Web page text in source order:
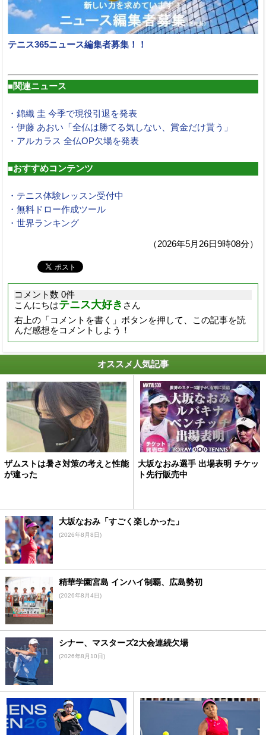
テニス365ニュース編集者募集！！
■関連ニュース
・錦織 圭 今季で現役引退を発表
・伊藤 あおい「全仏は勝てる気しない、賞金だけ貰う」
・アルカラス 全仏OP欠場を発表
■おすすめコンテンツ
・テニス体験レッスン受付中
・無料ドロー作成ツール
・世界ランキング
（2026年5月26日9時08分）
コメント数 0件
こんにちはテニス大好き さん
右上の「コメントを書く」ボタンを押して、この記事を読
んだ感想をコメントしよう！
オススメ人気記事
ザムストは暑さ対策の考えと性能
が違った
大坂なおみ選手 出場表明 チケッ
ト先行販売中
大坂なおみ「すごく楽しかった」
(2026年8月8日)
精華学園宮島 インハイ制覇、広島勢初
(2026年8月4日)
シナー、マスターズ2大会連続欠場
(2026年8月10日)